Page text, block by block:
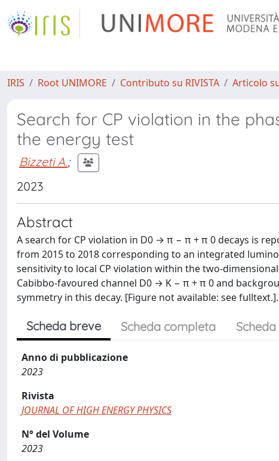
IRIS Root UNIMORE Contributo su RIVISTA Articolo
Search for CP violation in the
the energy test
Bizzeti A.;
2023
Abstract
A search for CP violation in D0 → π − π + π 0 decays is
from 2015 to 2018 corresponding to an integrated
sensitivity to local CP violation within the two-
Cabibbo-favoured channel D0 → K − π + π 0 and
symmetry in this decay. [Figure not available: see fulltext.].
Scheda breve Scheda completa
Anno di pubblicazione
2023
Rivista
JOURNAL OF HIGH ENERGY PHYSICS
N° del Volume
2023